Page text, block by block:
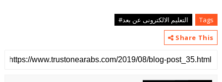
Tags
التعليم الالكترونى عن بعد#
Share This